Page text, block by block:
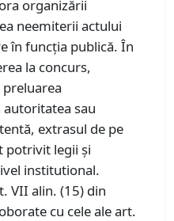
organizării
neemiterii actului
în funcția publică. În
la concurs,
sau
extrasul de pe
potrivit legii și
institutional.
VII alin. (15) din
cu cele ale art.